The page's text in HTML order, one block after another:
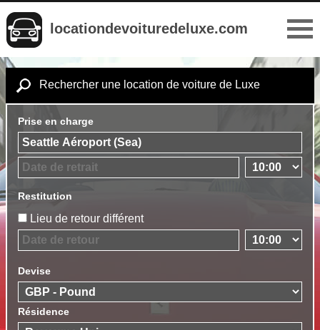
locationdevoituredeluxe.com
Rechercher une location de voiture de Luxe
Prise en charge
Restitution
Lieu de retour différent
Devise
Résidence